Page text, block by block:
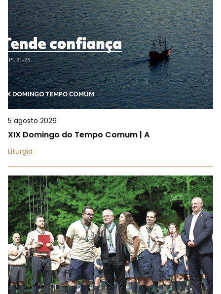
5 agosto 2026
XIX Domingo do Tempo Comum | A
Liturgia